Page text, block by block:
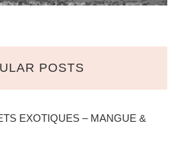
POSTS
EXOTIQUES – MANGUE &